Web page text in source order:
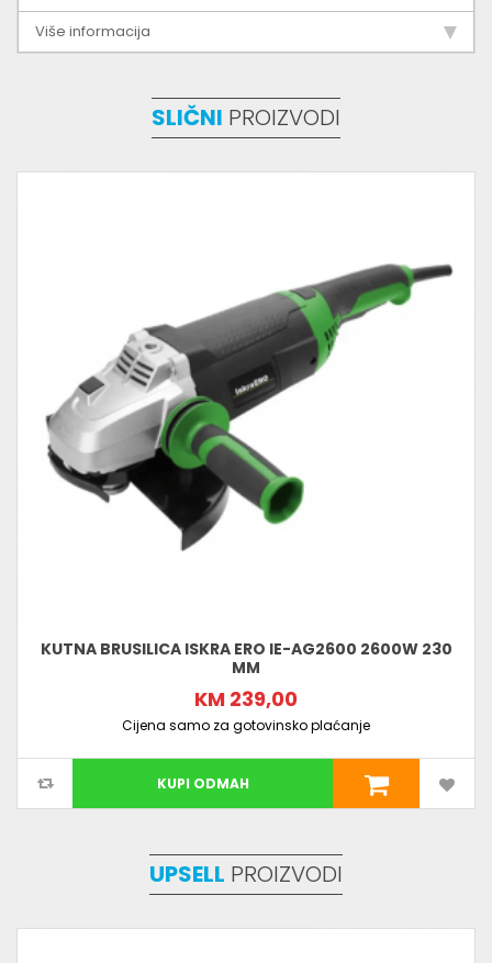
Više informacija
SLIČNI PROIZVODI
KUTNA BRUSILICA ISKRA ERO IE-AG2600 2600W 230
MM
KM 239,00
Cijena samo za gotovinsko plaćanje
KUPI ODMAH
UPSELL PROIZVODI